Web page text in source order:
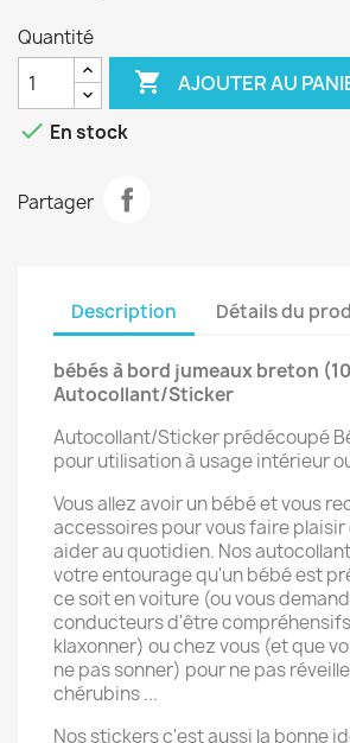
Quantité
 AJOUTER AU
 En stock
Partager
Description Détails du
bébés à bord jumeaux breton
Autocollant/Sticker
Autocollant/Sticker prédécoupé
pour utilisation à usage intérieur
Vous allez avoir un bébé et vous
accessoires pour vous faire plaisir
aider au quotidien. Nos
votre entourage qu'un bébé est
ce soit en voiture (ou vous
conducteurs d'être
klaxonner) ou chez vous (et que
ne pas sonner) pour ne pas
chérubins ...
Nos stickers c'est aussi la bonne